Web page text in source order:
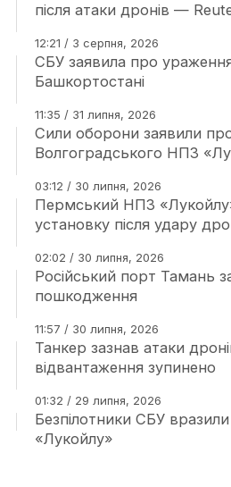
після атаки дронів —
12:21 / 3 серпня, 2026
СБУ заявила про
Башкортостані
11:35 / 31 липня, 2026
Сили оборони заявили
Волгоградського НПЗ
03:12 / 30 липня, 2026
Пермський НПЗ
установку після удару
02:02 / 30 липня, 2026
Російський порт Тамань
пошкодження
11:57 / 30 липня, 2026
Танкер зазнав атаки
відвантаження зупинено
01:32 / 29 липня, 2026
Безпілотники СБУ
«Лукойлу»